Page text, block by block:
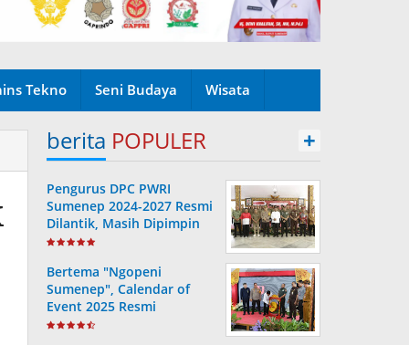
Tekno Seni Budaya Wisata
berita POPULER +
Pengurus DPC PWRI
Sumenep 2024-2027 Resmi
Dilantik, Masih Dipimpin
Rusydiyono
Bertema "Ngopeni
Sumenep", Calendar of
Event 2025 Resmi
Diluncurkan